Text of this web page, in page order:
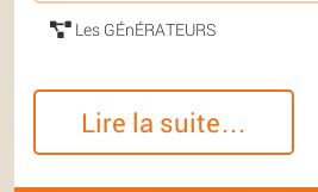
Les GÉnÉRATEURS
Lire la suite…